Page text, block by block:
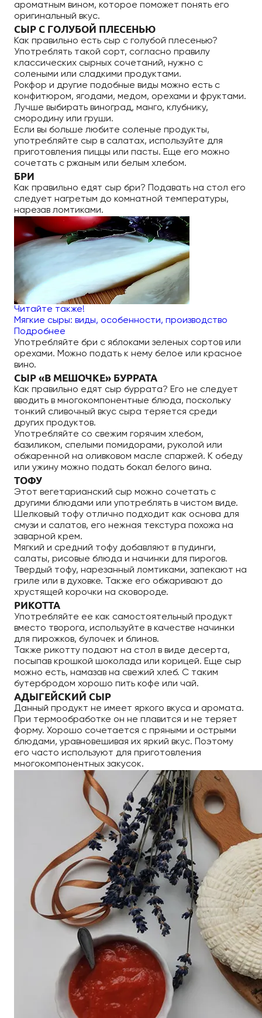
ароматным вином, которое поможет понять его
оригинальный вкус.
СЫР С ГОЛУБОЙ ПЛЕСЕНЬЮ
Как правильно есть сыр с голубой плесенью?
Употреблять такой сорт, согласно правилу
классических сырных сочетаний, нужно с
солеными или сладкими продуктами.
Рокфор и другие подобные виды можно есть с
конфитюром, ягодами, медом, орехами и фруктами.
Лучше выбирать виноград, манго, клубнику,
смородину или груши.
Если вы больше любите соленые продукты,
употребляйте сыр в салатах, используйте для
приготовления пиццы или пасты. Еще его можно
сочетать с ржаным или белым хлебом.
БРИ
Как правильно едят сыр бри? Подавать на стол его
следует нагретым до комнатной температуры,
нарезав ломтиками.
Читайте также!
Мягкие сыры: виды, особенности, производство
Подробнее
Употребляйте бри с яблоками зеленых сортов или
орехами. Можно подать к нему белое или красное
вино.
СЫР «В МЕШОЧКЕ» БУРРАТА
Как правильно едят сыр буррата? Его не следует
вводить в многокомпонентные блюда, поскольку
тонкий сливочный вкус сыра теряется среди
других продуктов.
Употребляйте со свежим горячим хлебом,
базиликом, спелыми помидорами, руколой или
обжаренной на оливковом масле спаржей. К обеду
или ужину можно подать бокал белого вина.
ТОФУ
Этот вегетарианский сыр можно сочетать с
другими блюдами или употреблять в чистом виде.
Шелковый тофу отлично подходит как основа для
смузи и салатов, его нежная текстура похожа на
заварной крем.
Мягкий и средний тофу добавляют в пудинги,
салаты, рисовые блюда и начинки для пирогов.
Твердый тофу, нарезанный ломтиками, запекают на
гриле или в духовке. Также его обжаривают до
хрустящей корочки на сковороде.
РИКОТТА
Употребляйте ее как самостоятельный продукт
вместо творога, используйте в качестве начинки
для пирожков, булочек и блинов.
Также рикотту подают на стол в виде десерта,
посыпав крошкой шоколада или корицей. Еще сыр
можно есть, намазав на свежий хлеб. С таким
бутербродом хорошо пить кофе или чай.
АДЫГЕЙСКИЙ СЫР
Данный продукт не имеет яркого вкуса и аромата.
При термообработке он не плавится и не теряет
форму. Хорошо сочетается с пряными и острыми
блюдами, уравновешивая их яркий вкус. Поэтому
его часто используют для приготовления
многокомпонентных закусок.